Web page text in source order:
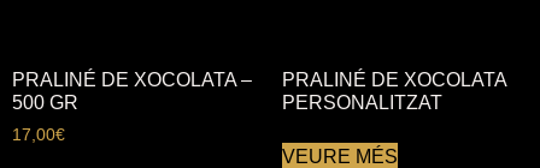
PRALINÉ DE XOCOLATA –
500 GR
17,00€
PRALINÉ DE XOCOLATA
PERSONALITZAT
VEURE MÉS